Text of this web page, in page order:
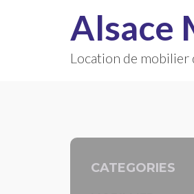
Alsace
Location de mobilier
CATEGORIES